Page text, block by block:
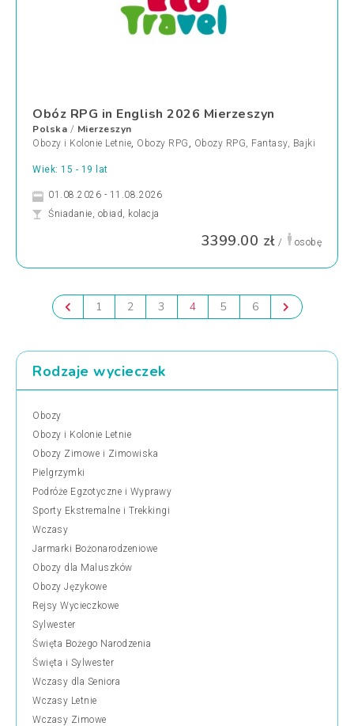
Obóz RPG in English 2026 Mierzeszyn
Polska / Mierzeszyn
Obozy i Kolonie Letnie, Obozy RPG , Obozy RPG, Fantasy, Bajki
Wiek: 15 - 19 lat
01.08.2026 - 11.08.2026
Śniadanie, obiad, kolacja
3399.00 zł / osobę
1 2 3 4 5 6
Rodzaje wycieczek
Obozy
Obozy i Kolonie Letnie
Obozy Zimowe i Zimowiska
Pielgrzymki
Podróże Egzotyczne i Wyprawy
Sporty Ekstremalne i Trekkingi
Wczasy
Jarmarki Bożonarodzeniowe
Obozy dla Maluszków
Obozy Językowe
Rejsy Wycieczkowe
Sylwester
Święta Bożego Narodzenia
Święta i Sylwester
Wczasy dla Seniora
Wczasy Letnie
Wczasy Zimowe